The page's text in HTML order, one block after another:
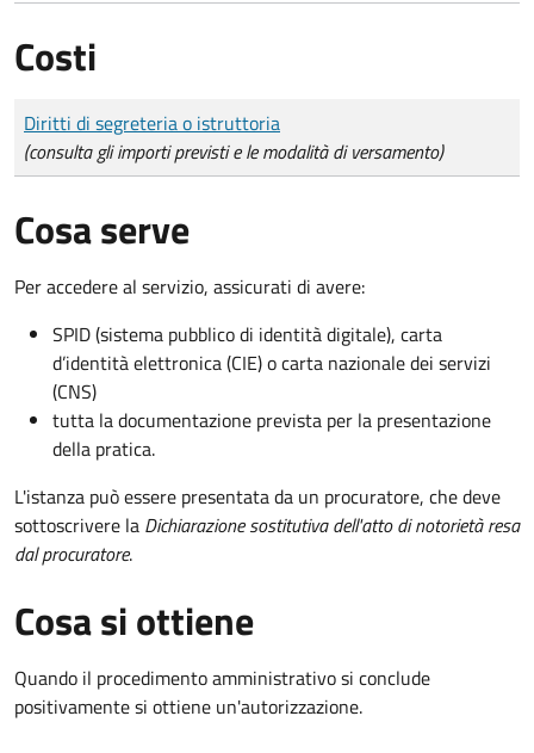
Costi
Tipo di pagamento
Importo
Diritti di segreteria o istruttoria
(consulta gli importi previsti e le modalità di versamento)
Cosa serve
Per accedere al servizio, assicurati di avere:
SPID (sistema pubblico di identità digitale), carta
d’identità elettronica (CIE) o carta nazionale dei servizi
(CNS)
tutta la documentazione prevista per la presentazione
della pratica.
L'istanza può essere presentata da un procuratore, che deve
sottoscrivere la Dichiarazione sostitutiva dell'atto di notorietà resa
dal procuratore.
Cosa si ottiene
Quando il procedimento amministrativo si conclude
positivamente si ottiene un'autorizzazione.